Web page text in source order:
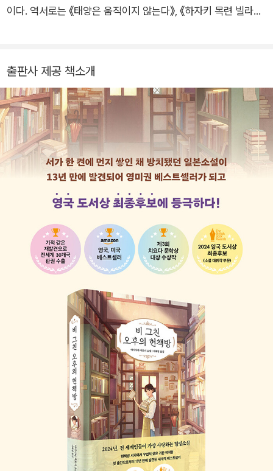
이다. 역서로는 《태양은 움직이지 않는다》, 《하자키 목련 빌라의
장》, 《명탐정 홈즈걸의 사라진 원고지》, 《비 그친 오후의 헌책
탑》, 《열심히 하지 않습니다》 등이 있다.
출판사 제공 책소개